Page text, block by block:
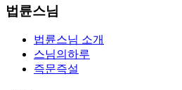
법륜스님
법륜스님 소개
스님의하루
즉문즉설